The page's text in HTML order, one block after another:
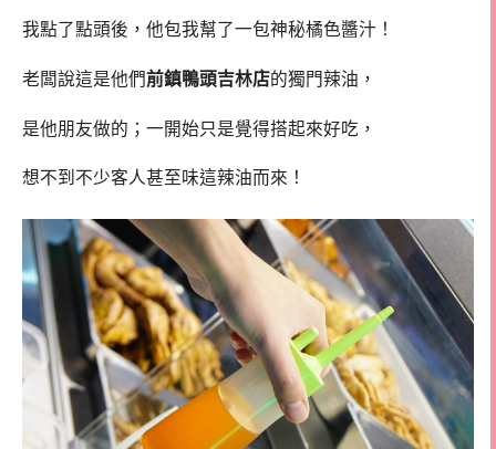
我點了點頭後，他包我幫了一包神秘橘色醬汁！
老闆說這是他們前鎮鴨頭吉林店的獨門辣油，
是他朋友做的；一開始只是覺得搭起來好吃，
想不到不少客人甚至味這辣油而來！